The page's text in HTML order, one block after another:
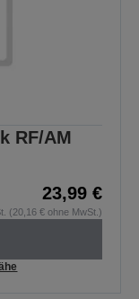
RF/AM
23,99 €
(20,16 € ohne MwSt.)